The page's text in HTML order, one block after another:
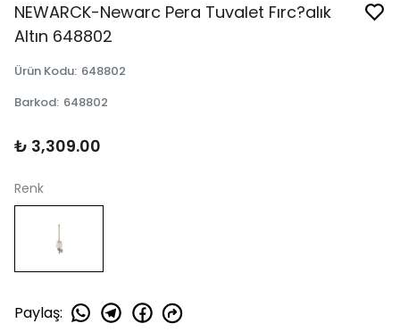
NEWARCK-Newarc Pera Tuvalet Fırc?alık
Altın 648802
Ürün Kodu: 648802
Barkod: 648802
₺ 3,309.00
Renk
Paylaş: